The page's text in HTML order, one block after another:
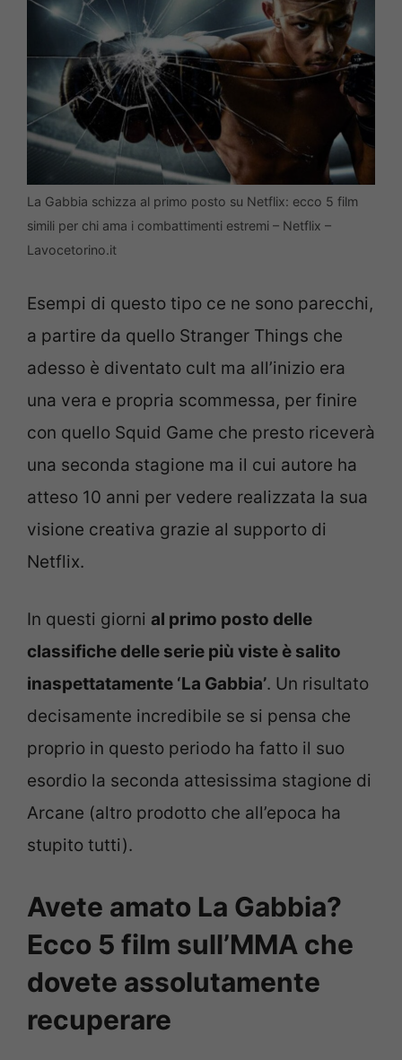
La Gabbia schizza al primo posto su Netflix: ecco 5 film
simili per chi ama i combattimenti estremi – Netflix –
Lavocetorino.it
Esempi di questo tipo ce ne sono parecchi,
a partire da quello Stranger Things che
adesso è diventato cult ma all’inizio era
una vera e propria scommessa, per finire
con quello Squid Game che presto riceverà
una seconda stagione ma il cui autore ha
atteso 10 anni per vedere realizzata la sua
visione creativa grazie al supporto di
Netflix.
In questi giorni al primo posto delle
classifiche delle serie più viste è salito
inaspettatamente ‘La Gabbia’. Un risultato
decisamente incredibile se si pensa che
proprio in questo periodo ha fatto il suo
esordio la seconda attesissima stagione di
Arcane (altro prodotto che all’epoca ha
stupito tutti).
Avete amato La Gabbia?
Ecco 5 film sull’MMA che
dovete assolutamente
recuperare